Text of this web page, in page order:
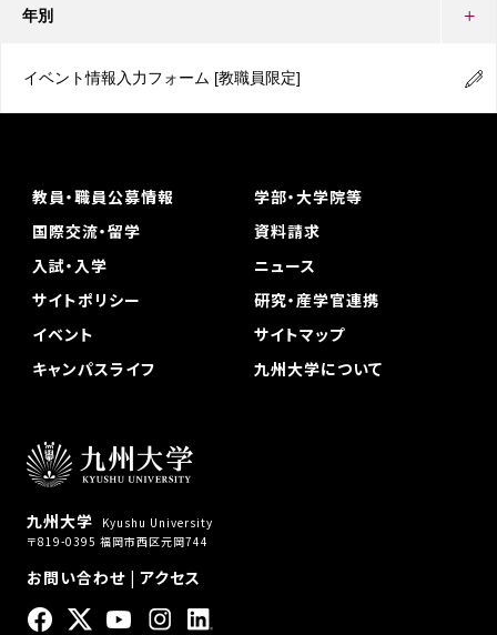
年別
イベント情報入力フォーム [教職員限定]
九州大学
Kyushu University
〒819-0395 福岡市西区元岡744
お問い合わせ| アクセス
教員・職員公募情報
学部・大学院等
国際交流・留学
資料請求
入試・入学
ニュース
サイトポリシー
研究・産学官連携
イベント
サイトマップ
キャンパスライフ
九州大学について